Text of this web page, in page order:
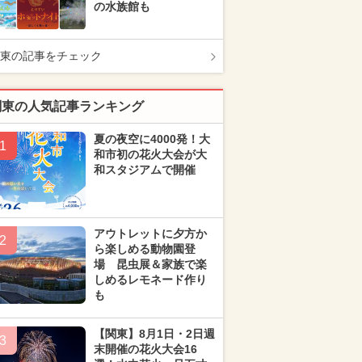
の水族館も
の記事をチェック
の人気記事ランキング
1
夏の夜空に4000発！大
和市初の花火大会が大
和スタジアムで開催
2
アウトレットに夕方か
ら楽しめる動物園登
場 昆虫展＆家族で楽
しめるレモネード作り
も
3
【関東】8月1日・2日週
末開催の花火大会16